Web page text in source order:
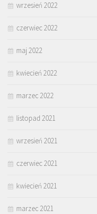
wrzesień 2022
czerwiec 2022
maj 2022
kwiecień 2022
marzec 2022
listopad 2021
wrzesień 2021
czerwiec 2021
kwiecień 2021
marzec 2021